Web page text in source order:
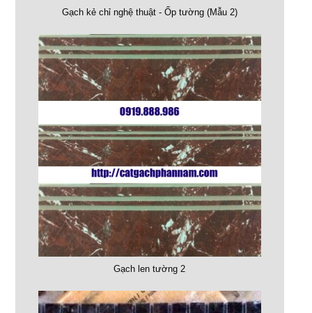
Gạch kẻ chỉ nghệ thuật - Ốp tường (Mẫu 2)
Gạch len tường 2